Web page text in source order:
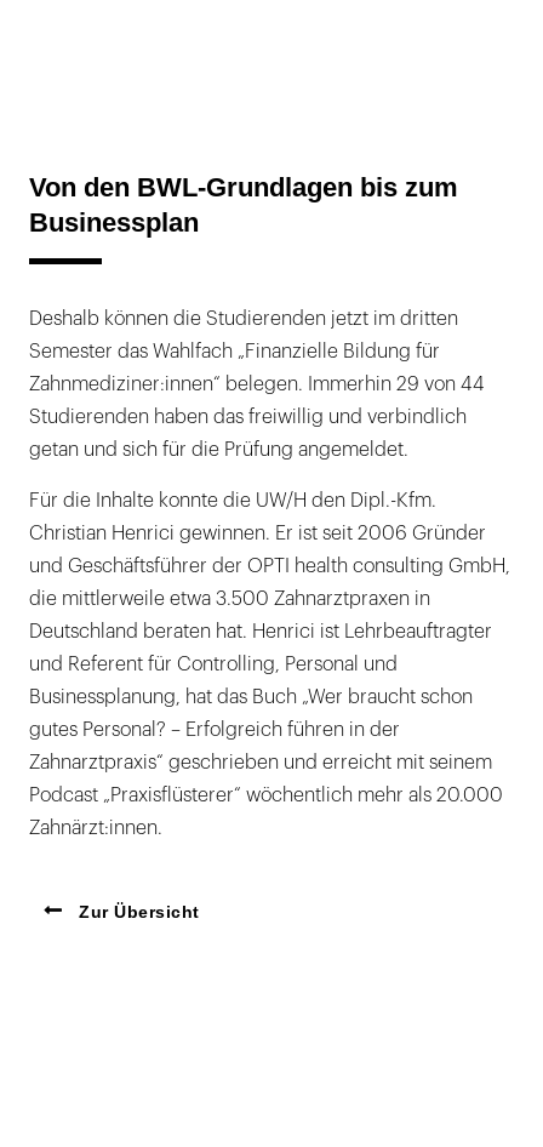
Von den BWL-Grundlagen bis zum
Businessplan
Deshalb können die Studierenden jetzt im dritten
Semester das Wahlfach „Finanzielle Bildung für
Zahnmediziner:innen“ belegen. Immerhin 29 von 44
Studierenden haben das freiwillig und verbindlich
getan und sich für die Prüfung angemeldet.
Für die Inhalte konnte die UW/H den Dipl.-Kfm.
Christian Henrici gewinnen. Er ist seit 2006 Gründer
und Geschäftsführer der OPTI health consulting GmbH,
die mittlerweile etwa 3.500 Zahnarztpraxen in
Deutschland beraten hat. Henrici ist Lehrbeauftragter
und Referent für Controlling, Personal und
Businessplanung, hat das Buch „Wer braucht schon
gutes Personal? – Erfolgreich führen in der
Zahnarztpraxis“ geschrieben und erreicht mit seinem
Podcast „Praxisflüsterer“ wöchentlich mehr als 20.000
Zahnärzt:innen.
Zur Übersicht